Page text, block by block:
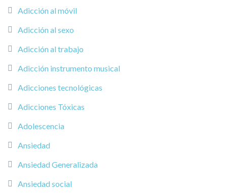
Adicción al móvil
Adicción al sexo
Adicción al trabajo
Adicción instrumento musical
Adicciones tecnológicas
Adicciones Tóxicas
Adolescencia
Ansiedad
Ansiedad Generalizada
Ansiedad social